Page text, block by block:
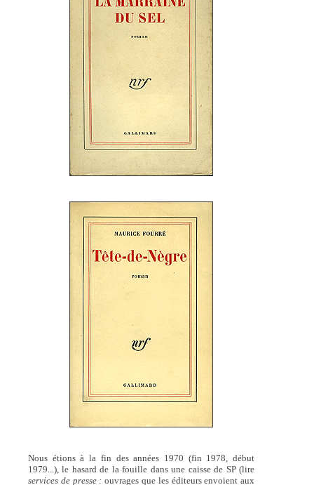
Nous étions à la fin des années 1970 (fin 1978, début
1979...), le hasard de la fouille dans une caisse de SP (lire
services de presse : ouvrages que les éditeurs envoient aux